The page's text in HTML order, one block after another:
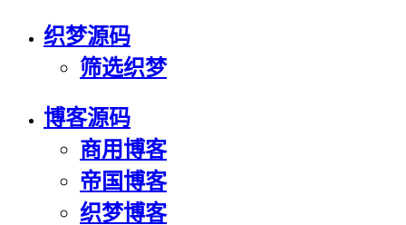
织梦源码
筛选织梦
博客源码
商用博客
帝国博客
织梦博客